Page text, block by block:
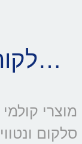
לקוחות אומרים עלינו…